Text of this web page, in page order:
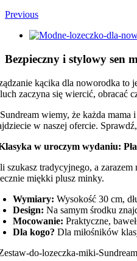
Previous
View
Image
Bezpieczny i stylowy sen
kącika dla noworodka to
zaczyna się wiercić, obracać
wiemy, że każda
w naszej ofercie.
w uroczym wydaniu:
szukasz tradycyjnego, a
miękki plusz minky.
Wymiary: Wysokość 30 cm,
Design: Na samym środku
Mocowanie: Praktyczne,
Dla kogo? Dla miłośników